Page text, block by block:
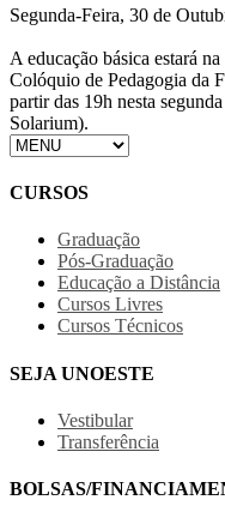
Segunda-Feira, 30 de
A educação básica estará
Colóquio de Pedagogia da
partir das 19h nesta
Solarium).
CURSOS
Graduação
Pós-Graduação
Educação a Distância
Cursos Livres
Cursos Técnicos
SEJA UNOESTE
Vestibular
Transferência
BOLSAS/